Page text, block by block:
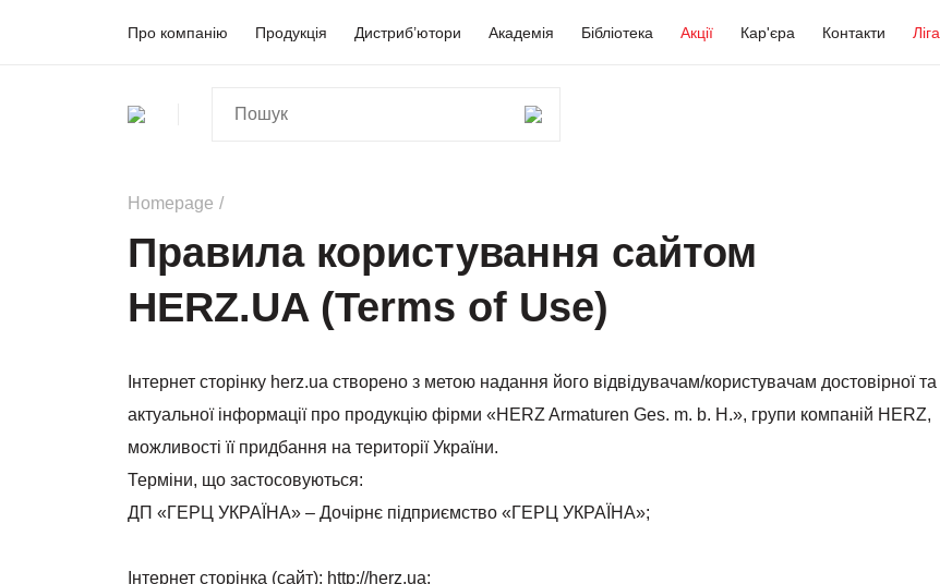
Про компанію Продукція Дистриб’ютори Академія Бібліотека Акції Кар'єра Контакти Ліга
Homepage
Правила користування сайтом
HERZ.UA (Terms of Use)
Інтернет сторінку herz.ua створено з метою надання його відвідувачам/користувачам достовірної та
актуальної інформації про продукцію фірми «HERZ Armaturen Ges. m. b. H.», групи компаній HERZ,
можливості її придбання на території України.
Терміни, що застосовуються:
ДП «ГЕРЦ УКРАЇНА» – Дочірнє підприємство «ГЕРЦ УКРАЇНА»;
Інтернет сторінка (сайт): http://herz.ua;